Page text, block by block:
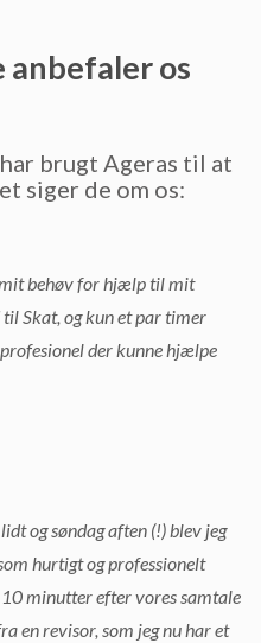
anbefaler os
har brugt Ageras til at
siger de om os:
mit behøv for hjælp til mit
Skat, og kun et par timer
der kunne hjælpe
og søndag aften (!) blev jeg
hurtigt og professionelt
minutter efter vores samtale
en revisor, som jeg nu har et